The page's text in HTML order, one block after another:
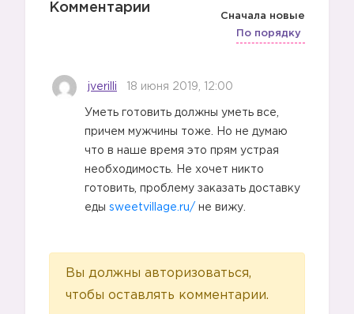
Комментарии
Сначала новые
По порядку
jverilli 18 июня 2019, 12:00
Уметь готовить должны уметь все,
причем мужчины тоже. Но не думаю
что в наше время это прям устрая
необходимость. Не хочет никто
готовить, проблему заказать доставку
еды sweetvillage.ru/ не вижу.
Вы должны авторизоваться,
чтобы оставлять комментарии.